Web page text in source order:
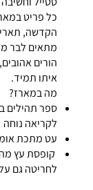
כל פריט
הקדשה,
מתאים לבר
הורים
איתו תמיד.
מה במארז?
לקריאה נוחה
עט מתכת
לחריטה גם